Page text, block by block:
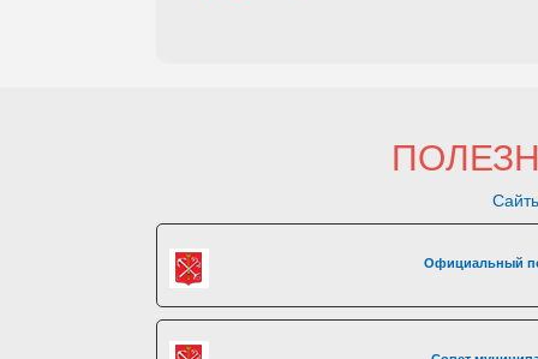
Официальный